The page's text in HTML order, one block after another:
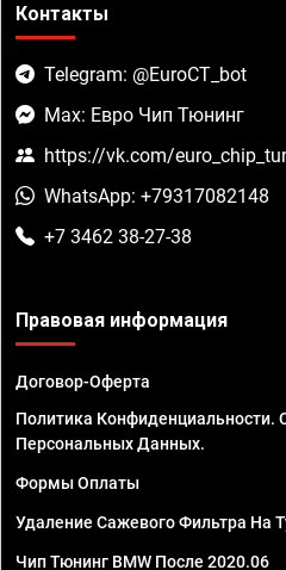
Контакты
Telegram: @EuroCT_bot
Max: Евро Чип Тюнинг
https://vk.com/
WhatsApp: +79317082148
+7 3462 38-27-38
Правовая информация
Договор-Оферта
Политика Конфиденциальности.
Персональных Данных.
Формы Оплаты
Удаление Сажевого Фильтра На
Чип Тюнинг BMW После 2020.06